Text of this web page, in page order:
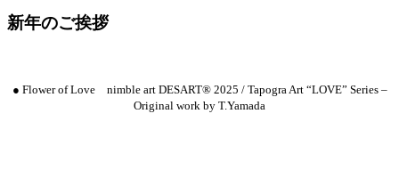
新年のご挨拶
● Flower of Love nimble art DESART® 2025 / Tapogra Art “LOVE” Series –
Original work by T.Yamada